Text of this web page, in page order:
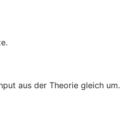
aus der Theorie gleich um.